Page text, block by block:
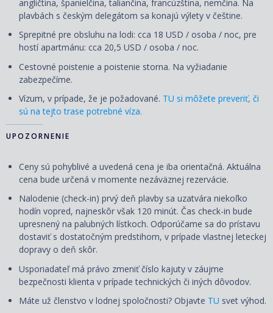
angličtina, španielčina, taliančina, francúzština, nemčina. Na
plavbách s českým delegátom sa konajú výlety v češtine.
Sprepitné pre obsluhu na lodi: cca 18 USD / osoba / noc, pre
hostí apartmánu: cca 20,5 USD / osoba / noc.
Cestovné poistenie a poistenie storna. Na vyžiadanie
zabezpečíme.
Vízum, v prípade, že je požadované. TU si môžete preveriť, či
sú na tejto trase potrebné víza.
UPOZORNENIE
Ceny sú pohyblivé a uvedená cena je iba orientačná. Aktuálna
cena bude určená v momente nezáväznej rezervácie.
Nalodenie (check-in) prvý deň plavby sa uzatvára niekoľko
hodín vopred, najneskôr však 120 minút. Čas check-in bude
upresnený na palubných lístkoch. Odporúčame sa do prístavu
dostaviť s dostatočným predstihom, v prípade vlastnej leteckej
dopravy o deň skôr.
Usporiadateľ má právo zmeniť číslo kajuty v záujme
bezpečnosti klienta v prípade technických či iných dôvodov.
Máte už členstvo v lodnej spoločnosti? Objavte TU svet výhod.